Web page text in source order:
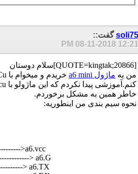
"AT+CMGS=\"");
Serial.print(phone_no);
Serial.write( 0x22);
);// hex equivalent of newline
delay( 2000);
.print("GSM A6 test message!");
delay 500);
ASCII code of the ctrl+z is 26
soli75گفت::
08-11-2018 12:21 PM
[QUOTE=kingtak;20866]سلام دوستان
من یه ماژول a6 mini
خاطر همین به مشکل برخوردم.
نحوه سیم بندی من اینطوریه:
>a6.vcc
> a6.G
> a6.TX